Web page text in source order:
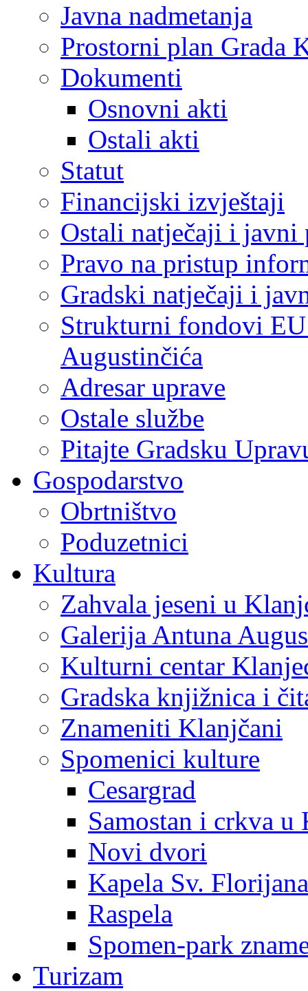
Javna nadmetanja
Prostorni plan Grada
Dokumenti
Osnovni akti
Ostali akti
Statut
Financijski izvještaji
Ostali natječaji i javni
Pravo na pristup
Gradski natječaji i
Strukturni fondovi
Augustinčića
Adresar uprave
Ostale službe
Pitajte Gradsku
Gospodarstvo
Obrtništvo
Poduzetnici
Kultura
Zahvala jeseni u
Galerija Antuna
Kulturni centar
Gradska knjižnica i
Znameniti Klanjčani
Spomenici kulture
Cesargrad
Samostan i crkva u
Novi dvori
Kapela Sv. Florijana
Raspela
Spomen-park
Turizam